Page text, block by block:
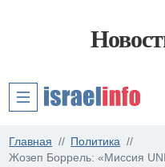
Главная
Политика
Жозеп Боррель: «Миссия